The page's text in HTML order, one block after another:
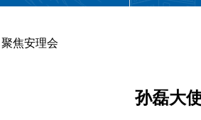
聚焦安理会
孙磊大